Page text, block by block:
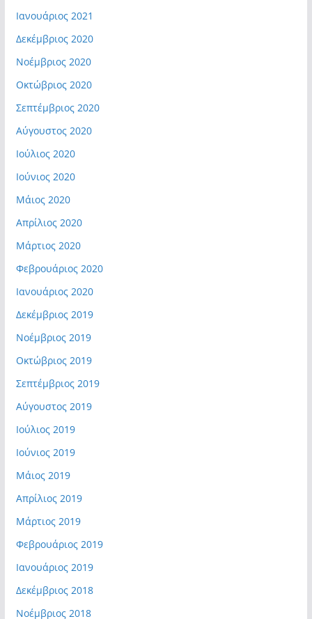
Ιανουάριος 2021
Δεκέμβριος 2020
Νοέμβριος 2020
Οκτώβριος 2020
Σεπτέμβριος 2020
Αύγουστος 2020
Ιούλιος 2020
Ιούνιος 2020
Μάιος 2020
Απρίλιος 2020
Μάρτιος 2020
Φεβρουάριος 2020
Ιανουάριος 2020
Δεκέμβριος 2019
Νοέμβριος 2019
Οκτώβριος 2019
Σεπτέμβριος 2019
Αύγουστος 2019
Ιούλιος 2019
Ιούνιος 2019
Μάιος 2019
Απρίλιος 2019
Μάρτιος 2019
Φεβρουάριος 2019
Ιανουάριος 2019
Δεκέμβριος 2018
Νοέμβριος 2018